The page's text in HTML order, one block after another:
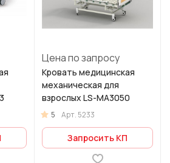
Цена по запросу
Кровать медицинская
механическая для
взрослых LS-МА3050
5 Арт. 5233
Запросить КП